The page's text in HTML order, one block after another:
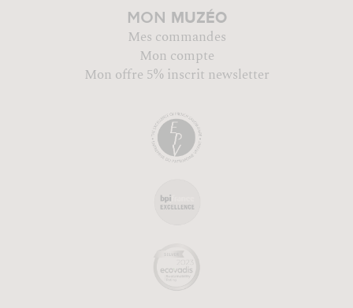
MON MUZÉO
Mes commandes
Mon compte
Mon offre 5% inscrit newsletter